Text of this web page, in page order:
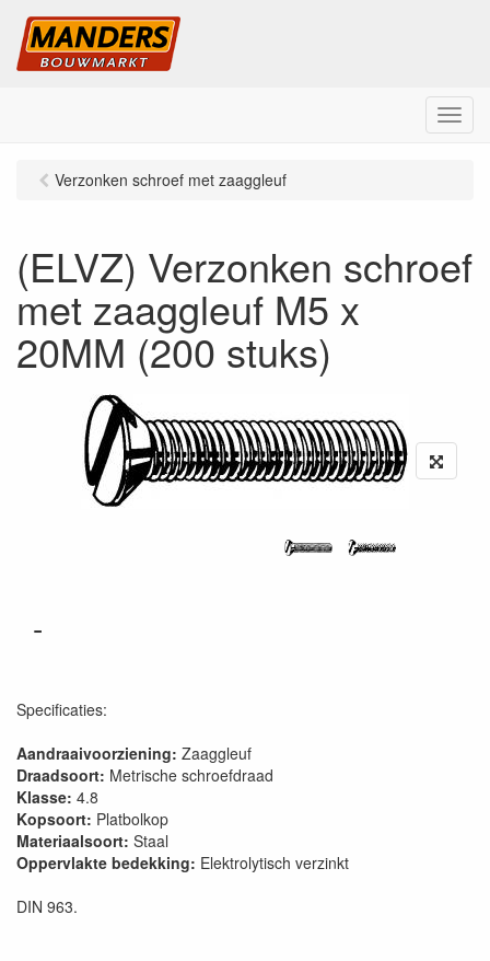
M
e
Verzonken schroef met zaaggleuf
(ELVZ) Verzonken schroef
met zaaggleuf M5 x
20MM (200 stuks)
-
Specificaties:
Aandraaivoorziening: Zaaggleuf
Draadsoort: Metrische schroefdraad
Klasse: 4.8
Kopsoort: Platbolkop
Materiaalsoort: Staal
Oppervlakte bedekking: Elektrolytisch verzinkt
DIN 963.